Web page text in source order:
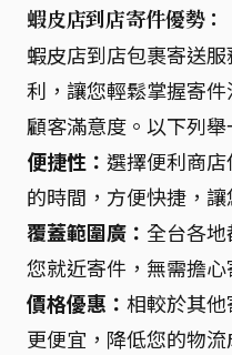
蝦皮店到店寄件優勢：
蝦皮店到店包裹寄送
利，讓您輕鬆掌握寄
顧客滿意度。以下列舉
便捷性： 選擇便利商
的時間，方便快捷，
覆蓋範圍廣： 全台各
您就近寄件，無需擔心
價格優惠： 相較於其
更便宜，降低您的物